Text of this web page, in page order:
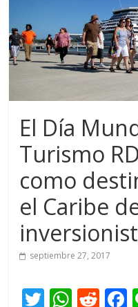
El Día
Turismo
como
el Caribe
septiembre 27, 2017
T W R F